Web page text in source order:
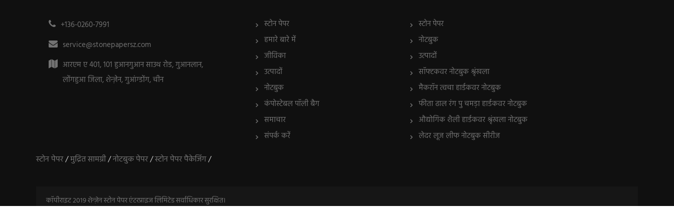
+136-0260-7991
service@stonepapersz.com
आरएम ए 401, 101 हुआनगुआन साउथ रोड, गुआनलान,
लोंगहुआ जिला, शेन्ज़ेन, गुआंग्डोंग, चीन
स्टोन पेपर
हमारे बारे में
जीविका
उत्पादों
नोटबुक
कंपोस्टेबल पॉली बैग
समाचार
संपर्क करें
स्टोन पेपर
नोटबुक
उत्पादों
सॉफ्टकवर नोटबुक श्रृंखला
मैकरॉन त्वचा हार्डकवर नोटबुक
फीता ढाल रंग पु चमड़ा हार्डकवर नोटबुक
औद्योगिक शैली हार्डकवर श्रृंखला नोटबुक
लेदर लूज लीफ नोटबुक सीरीज
स्टोन पेपर/मुद्रित सामग्री/नोटबुक पेपर/स्टोन पेपर पैकेजिंग/
कॉपीराइट 2019 शेन्ज़ेन स्टोन पेपर एंटरप्राइज लिमिटेड सर्वाधिकार सुरक्षित।